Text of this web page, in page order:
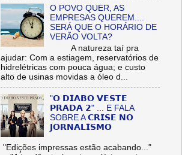
O POVO QUER, AS
EMPRESAS QUEREM....
SERÁ QUE O HORÁRIO DE
VERÃO VOLTA?
A natureza taí pra
ajudar: Com a estiagem, reservatórios de
hidrelétricas com pouca água; e custo
alto de usinas movidas a óleo d...
"𝗢 𝗗𝗜𝗔𝗕𝗢 𝗩𝗘𝗦𝗧𝗘
𝗣𝗥𝗔𝗗𝗔 𝟮" ... E FALA
SOBRE A 𝗖𝗥𝗜𝗦𝗘 𝗡𝗢
𝗝𝗢𝗥𝗡𝗔𝗟𝗜𝗦𝗠𝗢
"Edições impressas estão acabando..."